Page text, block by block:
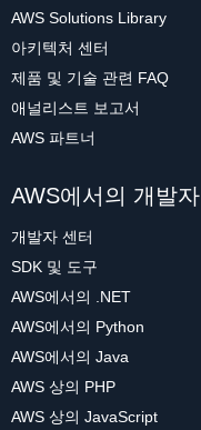
AWS Solutions Library
아키텍처 센터
제품 및 기술 관련 FAQ
애널리스트 보고서
AWS 파트너
AWS에서의 개발자
개발자 센터
SDK 및 도구
AWS에서의 .NET
AWS에서의 Python
AWS에서의 Java
AWS 상의 PHP
AWS 상의 JavaScript